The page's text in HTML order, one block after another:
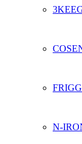
N-